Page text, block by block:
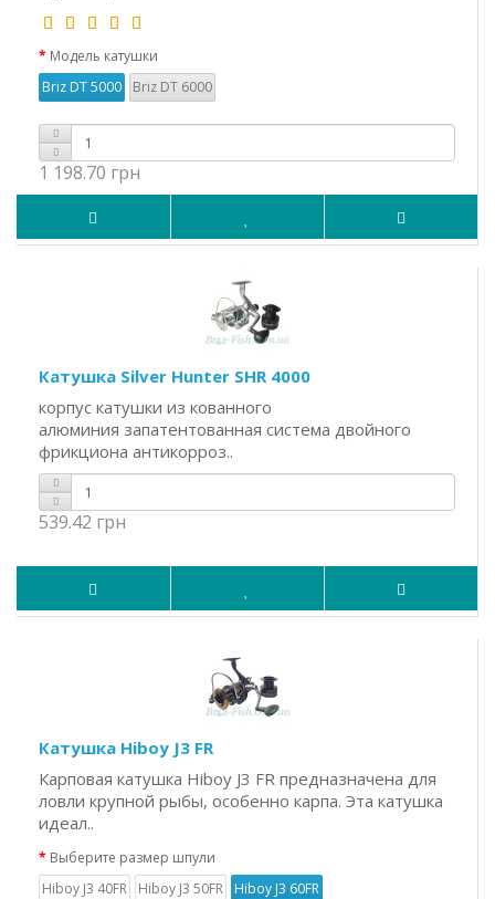
Модель катушки
Briz DT 5000
Briz DT 6000
1 198.70 грн
Катушка Silver Hunter SHR 4000
корпус катушки из кованного
алюминия запатентованная система двойного
фрикциона антикорроз..
539.42 грн
Катушка Hiboy J3 FR
Карповая катушка Hiboy J3 FR предназначена для
ловли крупной рыбы, особенно карпа. Эта катушка
идеал..
Выберите размер шпули
Hiboy J3 40FR
Hiboy J3 50FR Hiboy J3 60FR